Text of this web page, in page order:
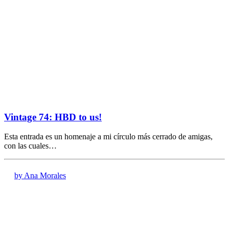
Vintage 74: HBD to us!
Esta entrada es un homenaje a mi círculo más cerrado de amigas,
con las cuales…
by Ana Morales